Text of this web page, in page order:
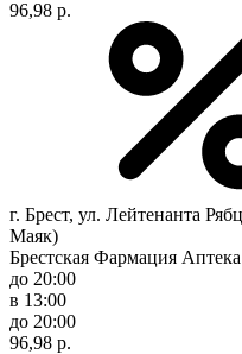
96,98 р.
г. Брест, ул. Лейтенанта
Маяк)
Брестская Фармация
до 20:00
в 13:00
до 20:00
96,98 р.